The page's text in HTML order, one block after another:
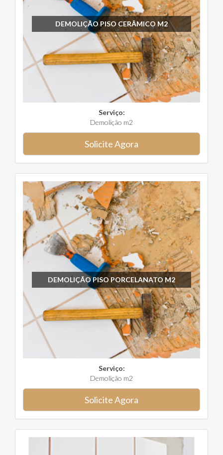
DEMOLIÇÃO PISO CERÂMICO M2
Serviço:
Demolição m2
Solicite Agora
DEMOLIÇÃO PISO PORCELANATO M2
Serviço:
Demolição m2
Solicite Agora